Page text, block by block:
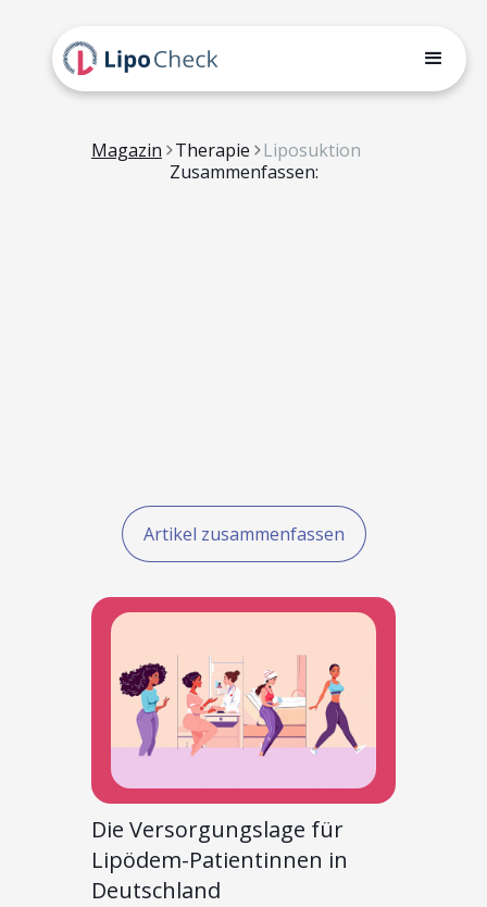
Magazin Therapie
Liposuktion
Zusammenfassen:
Artikel zusammenfassen
Die Versorgungslage für
Lipödem-Patientinnen in
Deutschland